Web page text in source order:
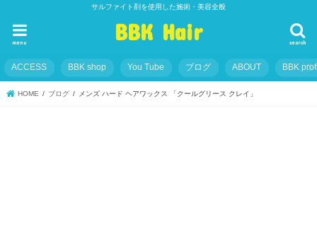
サルファイト剤を使用した施術・美容全般
BBK Hair search
menu
ACCESS BBK shop You Tube ブログ ABOUT BBK
HOME ブログ メンズ ハード ヘアワックス 「クールグリース クレイ」